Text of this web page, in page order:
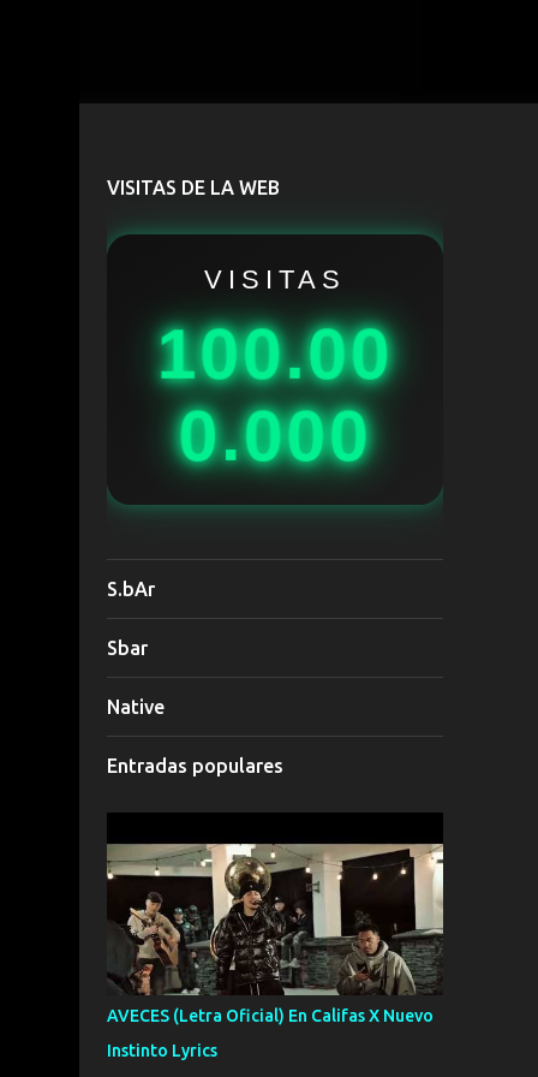
VISITAS DE LA WEB
VISITAS
100.00
0.000
S.bAr
Sbar
Native
Entradas populares
AVECES (Letra Oficial) En Califas X Nuevo
Instinto Lyrics